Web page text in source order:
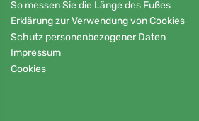
So messen Sie die Länge des Fußes
Erklärung zur Verwendung von Cookies
Schutz personenbezogener Daten
Impressum
Cookies